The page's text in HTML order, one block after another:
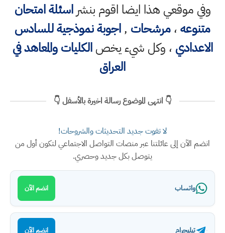
وفي موقعي هذا ايضا اقوم بنشراسئلة امتحان
متنوعه،مرشحات ,اجوبة نموذجية للسادس
الاعدادي ، وكل شيء يخصالكليات والمعاهد في
العراق
👇 انتهى الموضوع رسالة اخيرة بالأسفل 👇
لا تفوت جديد التحديثات والشروحات!
انضم الآن إلى عائلتنا عبر منصات التواصل الاجتماعي لتكون أول من
يتوصل بكل جديد وحصري.
واتساب انضم الآن
تيليجرام انضم الآن